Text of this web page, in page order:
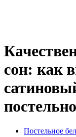
сон: как
Постельное